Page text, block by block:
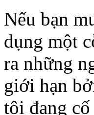
Nếu bạn
dụng một
ra những
giới hạn
tôi đang